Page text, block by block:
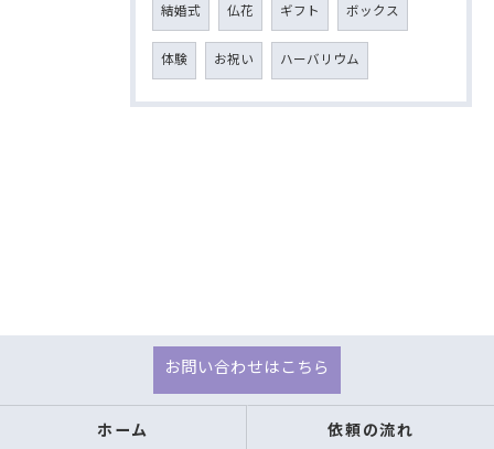
結婚式 仏花 ギフト ボックス
体験 お祝い ハーバリウム
お問い合わせはこちら
ホーム 依頼の流れ